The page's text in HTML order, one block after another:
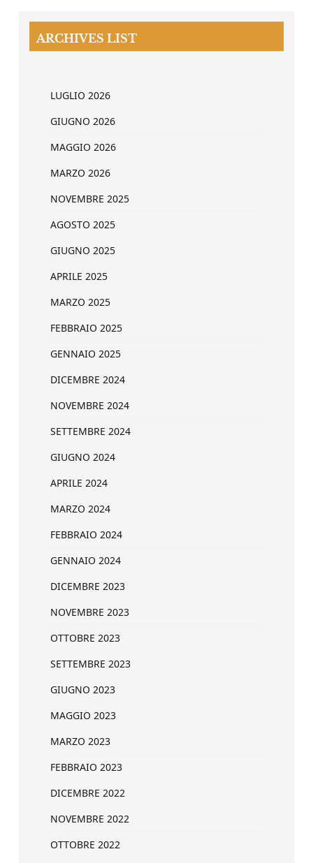
ARCHIVES LIST
LUGLIO 2026
GIUGNO 2026
MAGGIO 2026
MARZO 2026
NOVEMBRE 2025
AGOSTO 2025
GIUGNO 2025
APRILE 2025
MARZO 2025
FEBBRAIO 2025
GENNAIO 2025
DICEMBRE 2024
NOVEMBRE 2024
SETTEMBRE 2024
GIUGNO 2024
APRILE 2024
MARZO 2024
FEBBRAIO 2024
GENNAIO 2024
DICEMBRE 2023
NOVEMBRE 2023
OTTOBRE 2023
SETTEMBRE 2023
GIUGNO 2023
MAGGIO 2023
MARZO 2023
FEBBRAIO 2023
DICEMBRE 2022
NOVEMBRE 2022
OTTOBRE 2022